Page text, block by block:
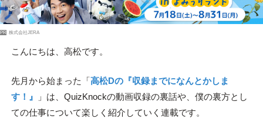
PR 株式会社JERA
こんにちは、高松です。
先月から始まった「高松Dの『収録までになんとかしま
す！』
」は、QuizKnockの動画収録の裏話や、僕の裏方とし
ての仕事について楽しく紹介していく連載です。